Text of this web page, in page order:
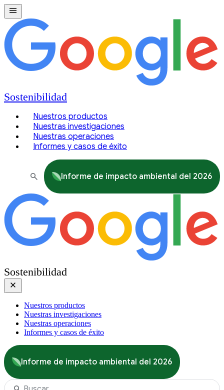
Sostenibilidad
Nuestros productos
Nuestras investigaciones
Nuestras operaciones
Informes y casos de éxito
Informe de impacto ambiental del 2026
Sostenibilidad
Nuestros productos
Nuestras investigaciones
Nuestras operaciones
Informes y casos de éxito
Informe de impacto ambiental del 2026